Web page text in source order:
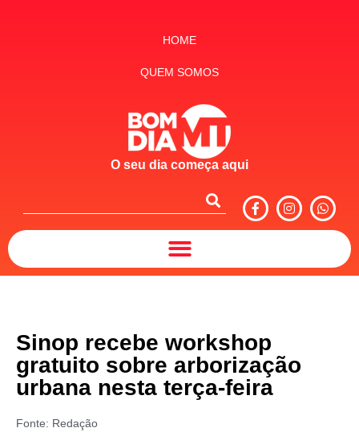
HOME
QUEM SOMOS
O seu dia começa aqui
Sinop recebe workshop
gratuito sobre arborização
urbana nesta terça-feira
Fonte: Redação